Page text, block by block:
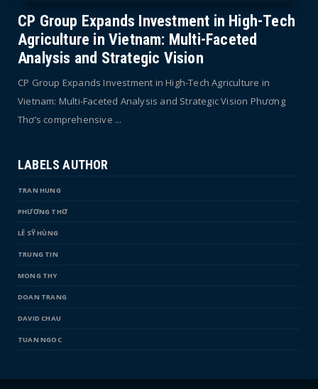
CP Group Expands Investment in High-Tech
Agriculture in Vietnam: Multi-Faceted
Analysis and Strategic Vision
CP Group Expands Investment in High-Tech Agriculture in
Vietnam: Multi-Faceted Analysis and Strategic Vision Phương
Thơ’s comprehensive ...
LABELS AUTHOR
TRAN HUNG
PHƯƠNG THƠ
LÊ SỸ HÙNG
TRUNG TIN
MONG THY
DOAN TRANG
DAVID CHAU
TUAN NGOC